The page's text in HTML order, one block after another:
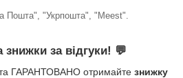
Пошта", "Укрпошта", "Meest".
знижки за відгуки! 💬
та ГАРАНТОВАНО отримайте знижку